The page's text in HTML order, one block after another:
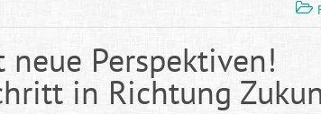
neue Perspektiven!
in Richtung